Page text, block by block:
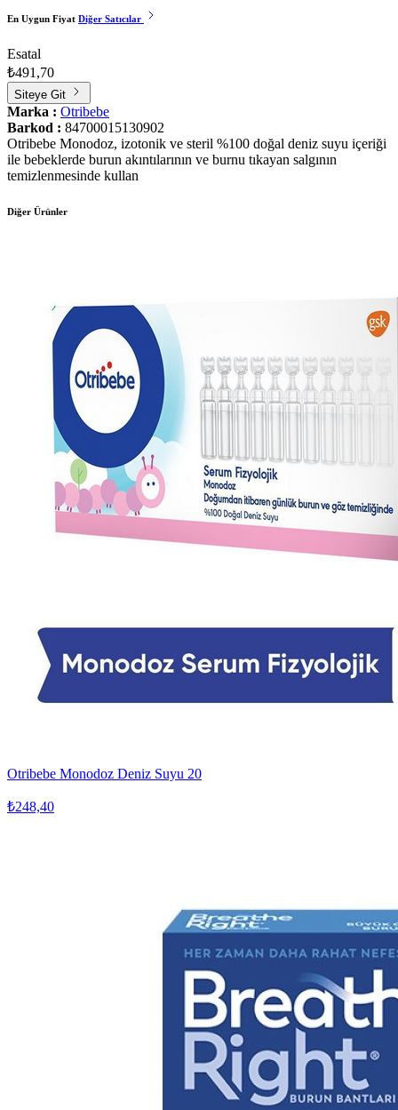
En Uygun Fiyat Diğer Satıcılar
Esatal
₺491,70
Siteye Git
Marka : Otribebe
Barkod : 84700015130902
Otribebe Monodoz, izotonik ve steril %100 doğal deniz suyu içeriği
ile bebeklerde burun akıntılarının ve burnu tıkayan salgının
temizlenmesinde kullan
Diğer Ürünler
Otribebe Monodoz Deniz Suyu 20
₺248,40